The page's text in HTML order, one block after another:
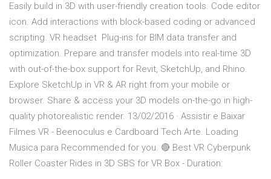
Easily build in 3D with user-friendly creation tools. Code editor
icon. Add interactions with block-based coding or advanced
scripting. VR headset Plug-ins for BIM data transfer and
optimization. Prepare and transfer models into real-time 3D
with out-of-the-box support for Revit, SketchUp, and Rhino.
Explore SketchUp in VR & AR right from your mobile or
browser. Share & access your 3D models on-the-go in high-
quality photorealistic render. 13/02/2016 · Assistir e Baixar
Filmes VR - Beenoculus e Cardboard Tech Arte. Loading
Musica para Recommended for you. 🔴 Best VR Cyberpunk
Roller Coaster Rides in 3D SBS for VR Box - Duration: